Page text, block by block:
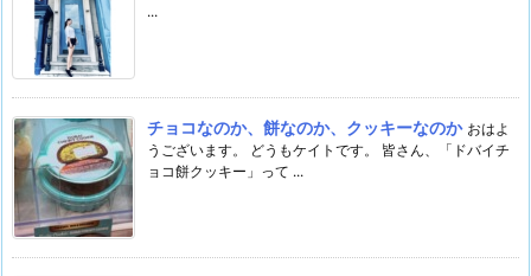
...
チョコなのか、餅なのか、クッキーなのか おはよ
うございます。 どうもケイトです。 皆さん、「ドバイチ
ョコ餅クッキー」って ...